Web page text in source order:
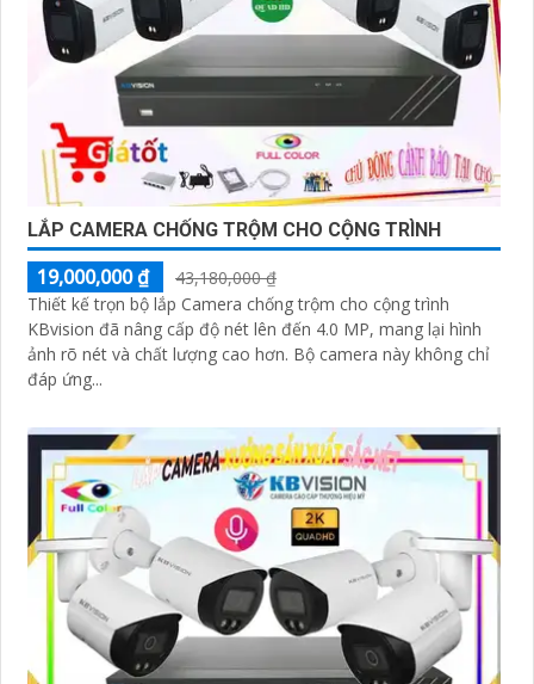
LẮP CAMERA CHỐNG TRỘM CHO CỘNG TRÌNH
19,000,000 ₫
43,180,000 ₫
Thiết kế trọn bộ lắp Camera chống trộm cho cộng trình
KBvision đã nâng cấp độ nét lên đến 4.0 MP, mang lại hình
ảnh rõ nét và chất lượng cao hơn. Bộ camera này không chỉ
đáp ứng...